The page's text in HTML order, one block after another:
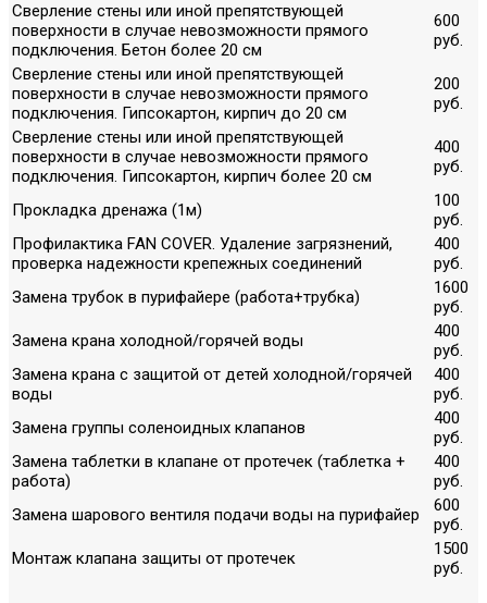
Сверление стены или иной препятствующей
поверхности в случае невозможности прямого
подключения. Бетон более 20 см
600
руб.
Сверление стены или иной препятствующей
поверхности в случае невозможности прямого
подключения. Гипсокартон, кирпич до 20 см
200
руб.
Сверление стены или иной препятствующей
поверхности в случае невозможности прямого
подключения. Гипсокартон, кирпич более 20 см
400
руб.
Прокладка дренажа (1м)
100
руб.
Профилактика FAN COVER. Удаление загрязнений,
проверка надежности крепежных соединений
400
руб.
Замена трубок в пурифайере (работа+трубка)
1600
руб.
Замена крана холодной/горячей воды
400
руб.
Замена крана с защитой от детей холодной/горячей
воды
400
руб.
Замена группы соленоидных клапанов
400
руб.
Замена таблетки в клапане от протечек (таблетка +
работа)
400
руб.
Замена шарового вентиля подачи воды на пурифайер
600
руб.
Монтаж клапана защиты от протечек
1500
руб.